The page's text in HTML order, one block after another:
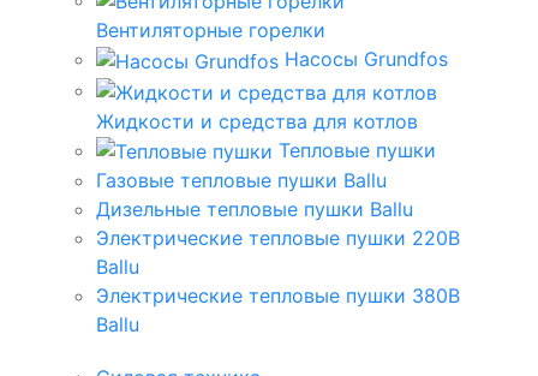
Вентиляторные горелки
Насосы Grundfos
Жидкости и средства для котлов
Тепловые пушки
Газовые тепловые пушки Ballu
Дизельные тепловые пушки Ballu
Электрические тепловые пушки 220В
Ballu
Электрические тепловые пушки 380В
Ballu